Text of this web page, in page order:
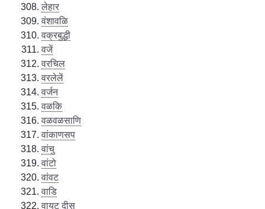
लेहार
वंशावळि
वक्रबुद्धी
वजें
वरचिल
वरलेलें
वर्जन
वळकि
वळवळसाणि
वांकाणसप
वांचु
वांटो
वांवट
वाडि
वायट दीस